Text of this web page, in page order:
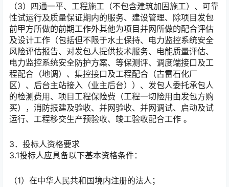
（3）四通一平、工程施工（不包含建筑加固施工）、可靠
性试运行及质量保证期内的服务、建设管理、除项目发包
前甲方所做的前期工作外其他为项目并网所做的配合评估
及设计工作（包括但不限于水土保持、电力监控系统安全
风险评估报告、对发包人提供技术服务、电能质量评估、
电力监控系统安全防护方案、等保测评、调度端接口及工
程配合（地调）、集控接口及工程配合（古雷石化厂
区）、后台主站接入（业主后台））、发包人委托承包人
的检测费用、项目工程保险费（工程一切险用由发包方购
买），消防报建及验收、并网验收、并网调试、启动及试
运行、工程移交生产预验收、竣工验收配合工作 。
3．投标人资格要求
3.1投标人应具备以下基本资格条件：
（1）在中华人民共和国境内注册的法人；